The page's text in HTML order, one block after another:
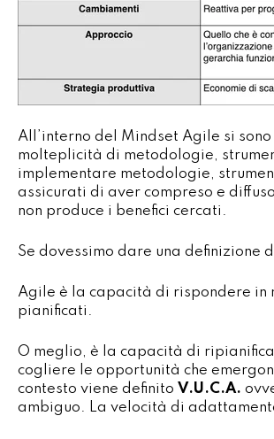
All’interno del Mindset Agile si
molteplicità di metodologie,
implementare metodologie,
assicurati di aver compreso e
non produce i benefici cercati.
Se dovessimo dare una definizione
Agile è la capacità di rispondere in
pianificati.
O meglio, è la capacità di
cogliere le opportunità che
contesto viene definito V.U.C.A.
ambiguo. La velocità di